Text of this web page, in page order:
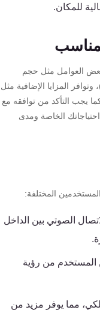
للمكان.
العوامل مثل حجم
المزايا الإضافية مثل
يجب التأكد من توافقه مع
الخاصة ومدى
المختلفة:
الصوتي بين الداخل
من رؤية
مما يوفر مزيد من